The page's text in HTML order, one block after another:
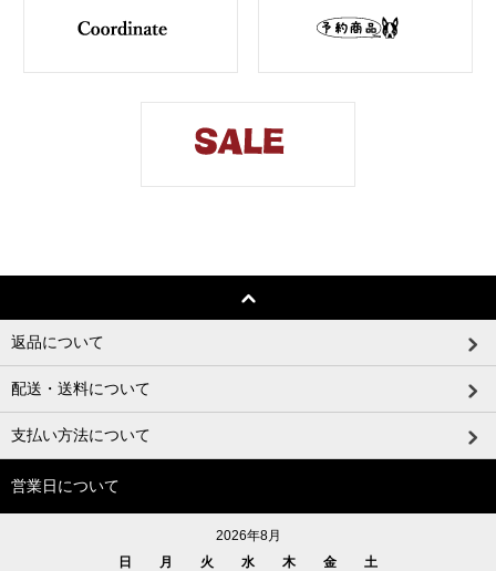
返品について
配送・送料について
支払い方法について
営業日について
2026年8月
日
月 火 水 木 金 土